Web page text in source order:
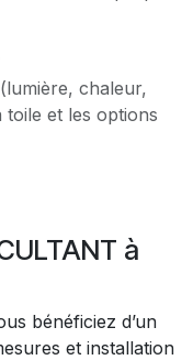
chaleur,
et les options
à
bénéficiez d’un
et installation